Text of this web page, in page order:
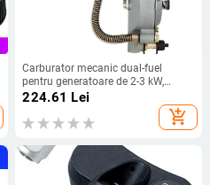
Carburator mecanic dual-fuel
pentru generatoare de 2-3 kW,
LPG/CNG, compatibil cu GX160,
GX200, 168F, 170F (orificii standard
de montaj)
224.61 Lei
add_shopping_cart